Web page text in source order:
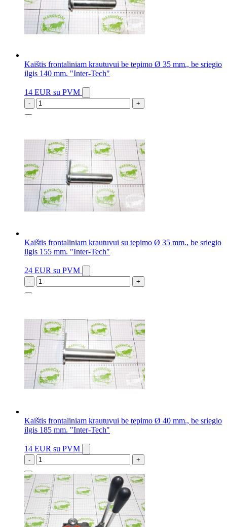
Kaištis frontaliniam krautuvui be tepimo Ø 35 mm., be sriegio
ilgis 140 mm. "Inter-Tech"
14 EUR su PVM
- +
Kaištis frontaliniam krautuvui su tepimo Ø 35 mm., be sriegio
ilgis 155 mm. "Inter-Tech"
24 EUR su PVM
- +
Kaištis frontaliniam krautuvui be tepimo Ø 40 mm., be sriegio
ilgis 185 mm. "Inter-Tech"
14 EUR su PVM
- +
2 vnt.